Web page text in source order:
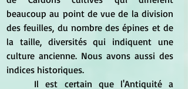
beaucoup au point de vue de la division
des feuilles, du nombre des épines et de
la taille, diversités qui indiquent une
culture ancienne. Nous avons aussi des
indices historiques.